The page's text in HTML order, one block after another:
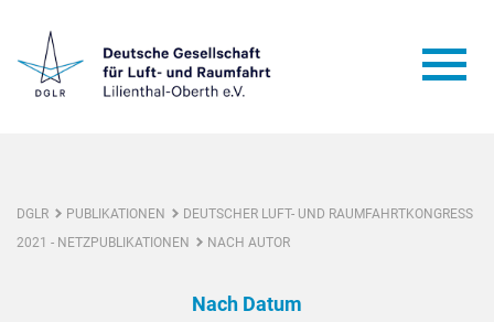
DGLR PUBLIKATIONEN
DEUTSCHER LUFT- UND RAUMFAHRTKONGRESS
2021 - NETZPUBLIKATIONEN
NACH AUTOR
Nach Datum